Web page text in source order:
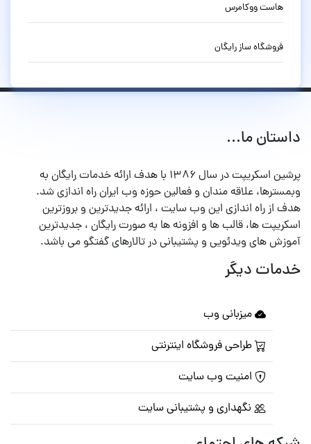
هاست ووکامرس
فروشگاه ساز رایگان
داستان ما...
پرشین اسکریپت در سال ۱۳۸۶ با هدف ارائه خدمات رایگان به
وبمسترها، علاقه مندان و فعالین حوزه وب ایران راه اندازی شد.
هدف از راه اندازی این وب سایت ، ارائه جدیدترین و بروزترین
اسکریپت ها، قالب ها و افزونه ها به صورت رایگان ، جدیدترین
آموزش های ویدئویی و پشتیبانی در تالارهای گفتگو می باشد.
خدمات دیگر
میزبانی وب
طراحی فروشگاه اینترنتی
امنیت وب سایت
نگهداری و پشتیبانی سایت